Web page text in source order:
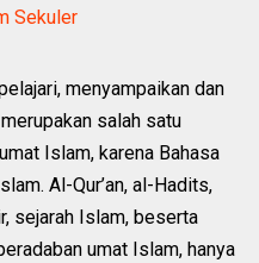
Sekuler
menyampaikan dan
salah satu
Islam, karena Bahasa
Al-Qur’an, al-Hadits,
sejarah Islam, beserta
umat Islam, hanya